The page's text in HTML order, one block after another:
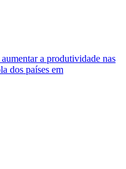
a produtividade nas
dos países em